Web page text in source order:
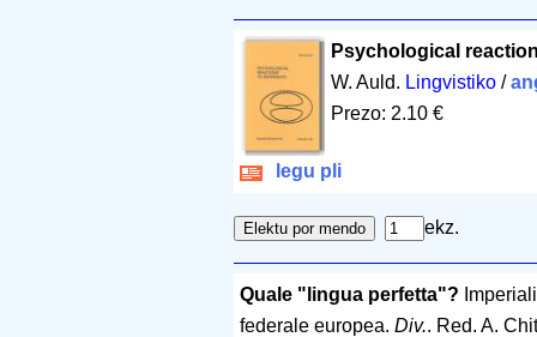
Psychological
W. Auld. Lingvistiko/
Prezo: 2.10 €
legu pli
ekz.
Quale "lingua perfetta"?
federale europea. Div.. Red. A.